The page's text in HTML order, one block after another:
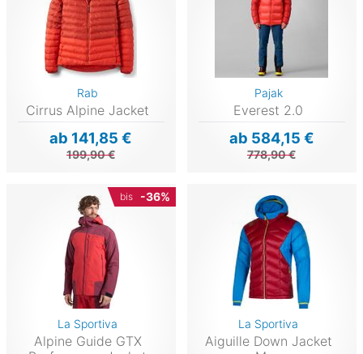
Rab
Cirrus Alpine Jacket
ab 141,85 €
199,90 €
Pajak
Everest 2.0
ab 584,15 €
778,90 €
bis -36%
La Sportiva
Alpine Guide GTX
La Sportiva
Aiguille Down Jacket